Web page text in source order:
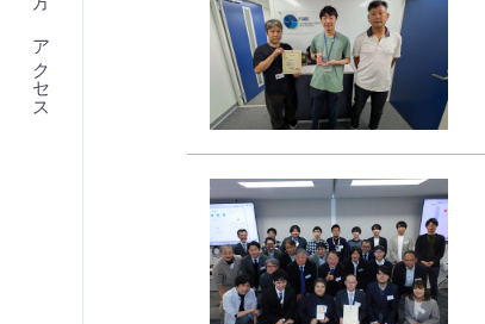
アクセス